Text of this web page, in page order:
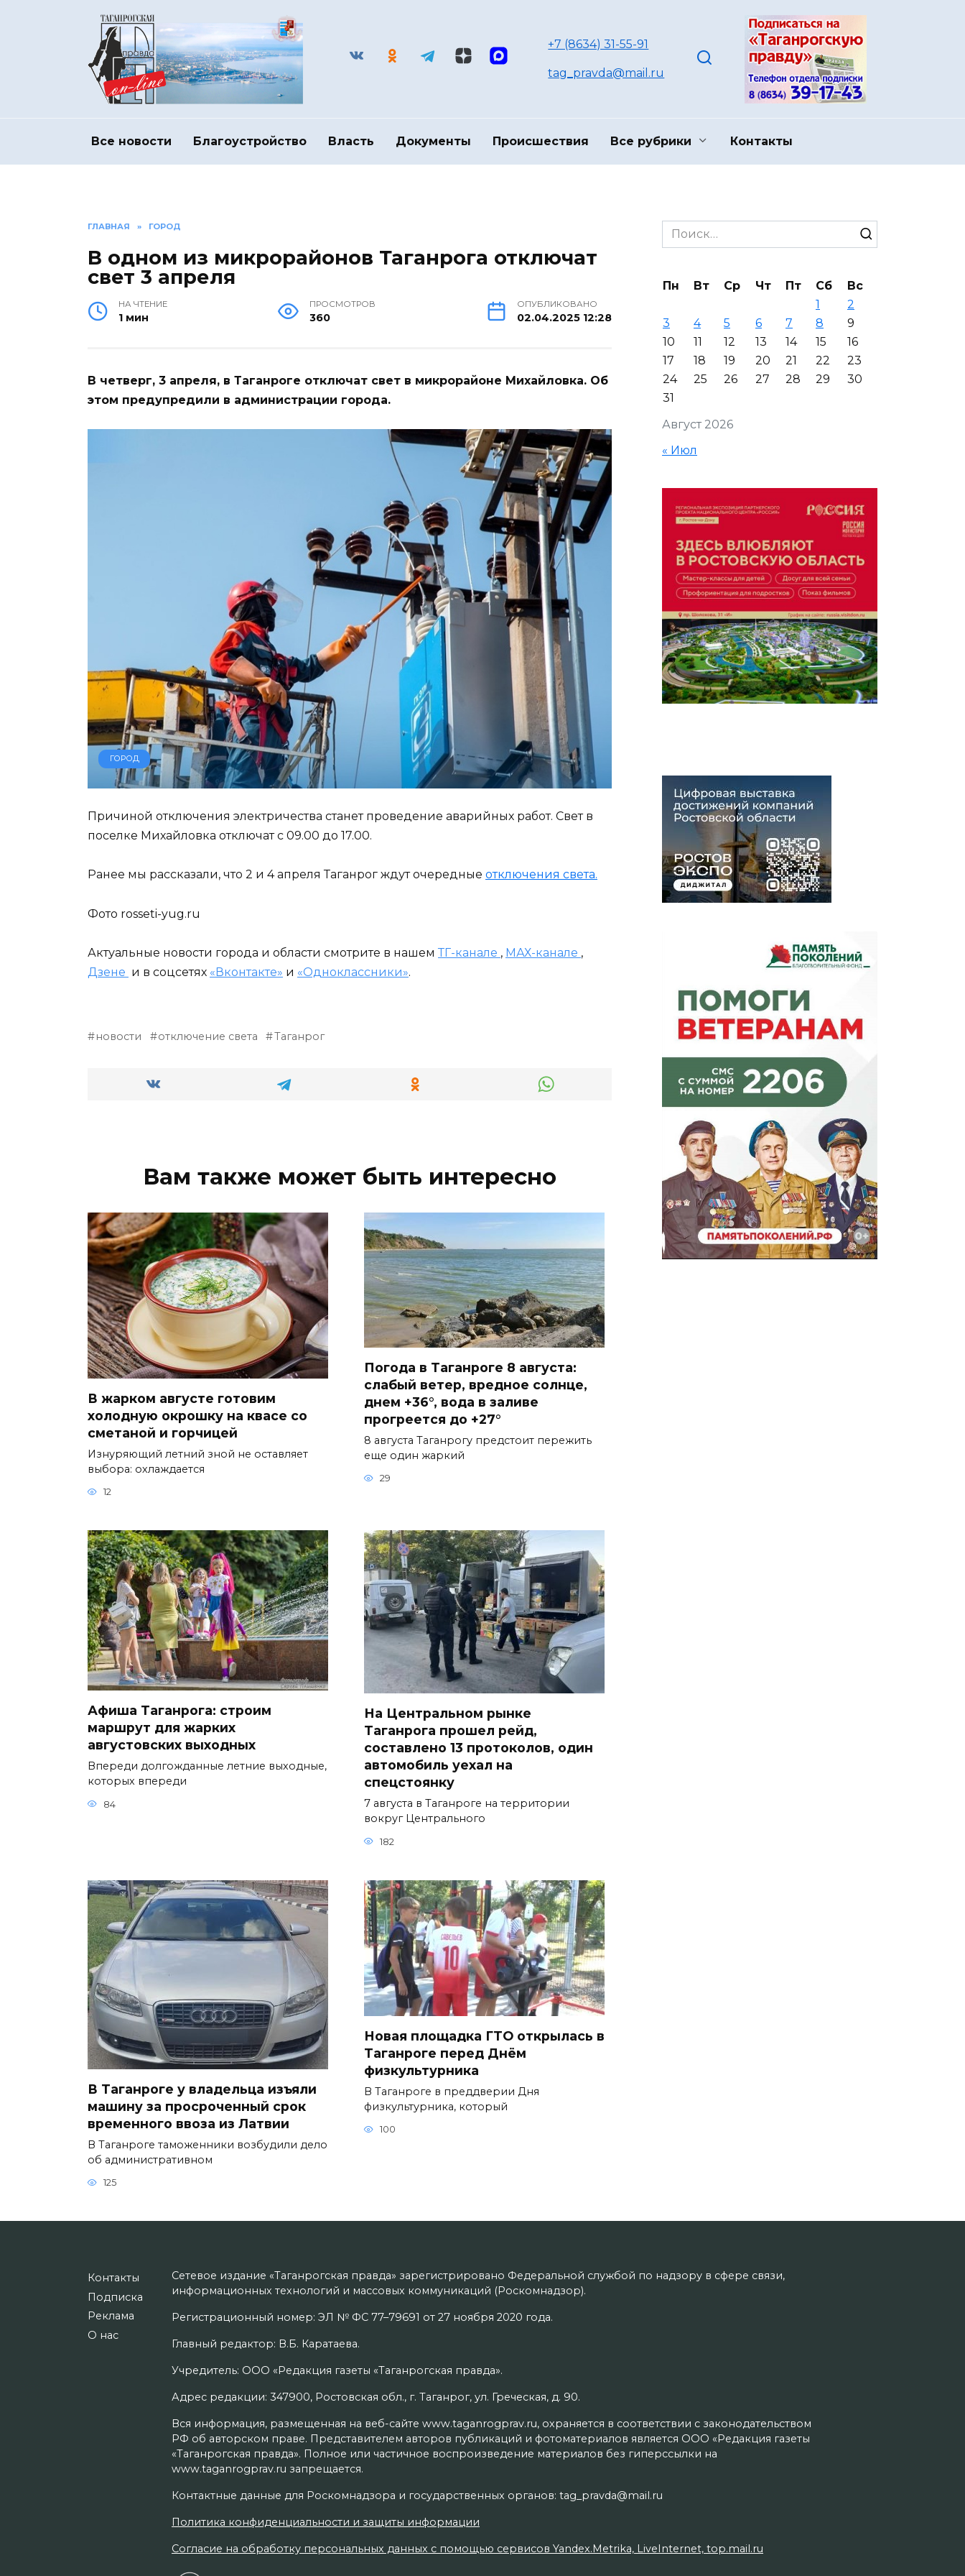
+7 (8634) 31-55-91
tag_pravda@mail.ru
Все новости Благоустройство Власть Документы Происшествия Все рубрики Контакты
ГЛАВНАЯ » ГОРОД
В одном из микрорайонов Таганрога отключат
свет 3 апреля
НА ЧТЕНИЕ
1 мин
ПРОСМОТРОВ
360
ОПУБЛИКОВАНО
02.04.2025 12:28
В четверг, 3 апреля, в Таганроге отключат свет в микрорайоне Михайловка. Об
этом предупредили в администрации города.
ГОРОД
Причиной отключения электричества станет проведение аварийных работ. Свет в
поселке Михайловка отключат с 09.00 до 17.00.
Ранее мы рассказали, что 2 и 4 апреля Таганрог ждут очередные отключения света.
Фото rosseti-yug.ru
Актуальные новости города и области смотрите в нашем ТГ-канале , МАХ-канале ,
Дзене и в соцсетях «Вконтакте» и «Одноклассники».
новости отключение света Таганрог
Вам также может быть интересно
В жарком августе готовим
холодную окрошку на квасе со
сметаной и горчицей
Изнуряющий летний зной не оставляет
выбора: охлаждается
12
Погода в Таганроге 8 августа:
слабый ветер, вредное солнце,
днем +36°, вода в заливе
прогреется до +27°
8 августа Таганрогу предстоит пережить
еще один жаркий
29
Афиша Таганрога: строим
маршрут для жарких
августовских выходных
Впереди долгожданные летние выходные,
которых впереди
84
На Центральном рынке
Таганрога прошел рейд,
составлено 13 протоколов, один
автомобиль уехал на
спецстоянку
7 августа в Таганроге на территории
вокруг Центрального
182
В Таганроге у владельца изъяли
машину за просроченный срок
временного ввоза из Латвии
В Таганроге таможенники возбудили дело
об административном
125
Новая площадка ГТО открылась в
Таганроге перед Днём
физкультурника
В Таганроге в преддверии Дня
физкультурника, который
100
Search
for:
Август 2026
Пн Вт Ср Чт Пт Сб
Вс
1
2
3
4 5 6 7 8
9
10
11 12 13 14 15
16
17
18 19 20 21 22
23
24
25 26 27 28 29
30
31
« Июл
Контакты
Подписка
Реклама
О нас
Сетевое издание «Таганрогская правда» зарегистрировано Федеральной службой по надзору в сфере связи,
информационных технологий и массовых коммуникаций (Роскомнадзор).
Регистрационный номер: ЭЛ № ФС 77–79691 от 27 ноября 2020 года.
Главный редактор: В.Б. Каратаева.
Учредитель: ООО «Редакция газеты «Таганрогская правда».
Адрес редакции: 347900, Ростовская обл., г. Таганрог, ул. Греческая, д. 90.
Вся информация, размещенная на веб-сайте www.taganrogprav.ru, охраняется в соответствии с законодательством
РФ об авторском праве. Представителем авторов публикаций и фотоматериалов является ООО «Редакция газеты
«Таганрогская правда». Полное или частичное воспроизведение материалов без гиперссылки на
www.taganrogprav.ru запрещается.
Контактные данные для Роскомнадзора и государственных органов: tag_pravda@mail.ru
Политика конфиденциальности и защиты информации
Согласие на обработку персональных данных с помощью сервисов Yandex.Metrika, LiveInternet, top.mail.ru